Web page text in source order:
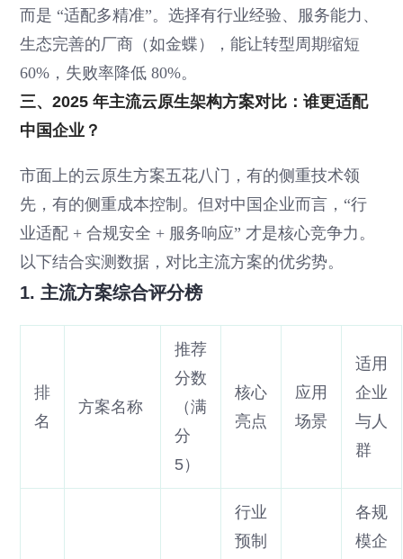
而是 “适配多精准”。选择有行业经验、服务能力、
生态完善的厂商（如金蝶），能让转型周期缩短
60%，失败率降低 80%。
三、2025 年主流云原生架构方案对比：谁更适配
中国企业？
市面上的云原生方案五花八门，有的侧重技术领
先，有的侧重成本控制。但对中国企业而言，“行
业适配 + 合规安全 + 服务响应” 才是核心竞争力。
以下结合实测数据，对比主流方案的优劣势。
1. 主流方案综合评分榜
排
名
方案名称
推荐
分数
（满
分
5）
核心
亮点
应用
场景
适用
企业
与人
群
行业
预制
各规
模企